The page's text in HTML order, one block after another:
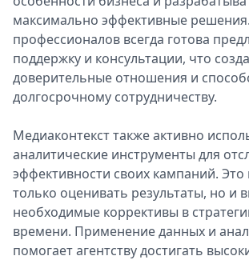
максимально эффективные
профессионалов всегда готова
поддержку и консультации, что
доверительные отношения и
долгосрочному сотрудничеству.
Медиаконтекст также активно
аналитические инструменты для
эффективности своих кампаний. Это
только оценивать результаты, но и
необходимые коррективы в
времени. Применение данных и
помогает агентству достигать